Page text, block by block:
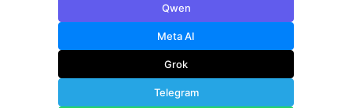
Qwen
Meta AI
Grok
Telegram